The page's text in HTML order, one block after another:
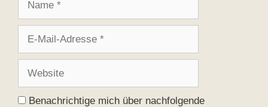
Adresse
Benachrichtige mich über nachfolgende